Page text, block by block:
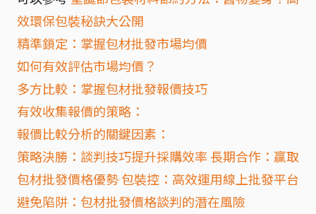
效環保包裝秘訣大公開
精準鎖定：掌握包材批發市場均價
如何有效評估市場均價？
多方比較：掌握包材批發報價技巧
有效收集報價的策略：
報價比較分析的關鍵因素：
策略決勝：談判技巧提升採購效率 長期合作：贏取
包材批發價格優勢 包裝控：高效運用線上批發平台
避免陷阱：包材批發價格談判的潛在風險